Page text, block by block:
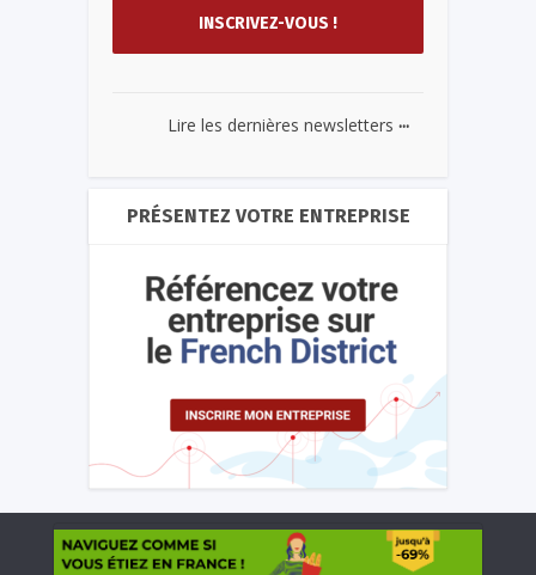
Lire les dernières newsletters ...
PRÉSENTEZ VOTRE ENTREPRISE